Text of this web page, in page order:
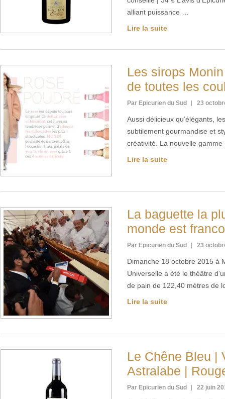
alliant puissance …
Lire la suite
Les sirops
de toutes les
Par Epicurien du Sud 23
Aussi délicieux qu’élégants,
subtilement gourmandise et
créativité. La nouvelle
Lire la suite
La baguette la
monde est
Par Epicurien du Sud 23
Dimanche 18 octobre 2015 à
Universelle a été le théâtre
de pain de 122,40 mètres de
Lire la suite
Le Chêne Bleu |
Astralabe |
Par Epicurien du Sud 22 juin